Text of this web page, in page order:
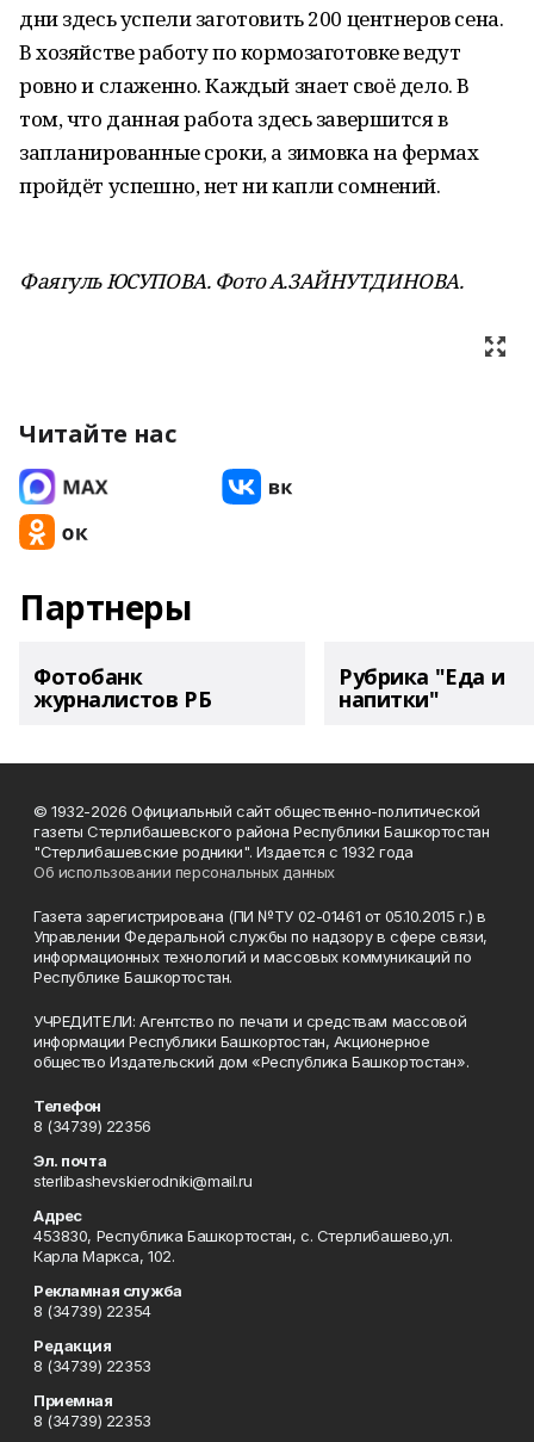
дни здесь успели заготовить 200 центнеров сена.
В хозяйстве работу по кормозаготовке ведут
ровно и слаженно. Каждый знает своё дело. В
том, что данная работа здесь завершится в
запланированные сроки, а зимовка на фермах
пройдёт успешно, нет ни капли сомнений.
Фаягуль ЮСУПОВА. Фото А.ЗАЙНУТДИНОВА.
Читайте нас
Партнеры
Фотобанк
журналистов РБ
Рубрика "Еда и
напитки"
© 1932-2026 Официальный сайт общественно-политической
газеты Стерлибашевского района Республики Башкортостан
"Стерлибашевские родники". Издается с 1932 года
Об использовании персональных данных
Газета зарегистрирована (ПИ №ТУ 02-01461 от 05.10.2015 г.) в
Управлении Федеральной службы по надзору в сфере связи,
информационных технологий и массовых коммуникаций по
Республике Башкортостан.
УЧРЕДИТЕЛИ: Агентство по печати и средствам массовой
информации Республики Башкортостан, Акционерное
общество Издательский дом «Республика Башкортостан».
Телефон
8 (34739) 22356
Эл. почта
sterlibashevskierodniki@mail.ru
Адрес
453830, Республика Башкортостан, c. Стерлибашево,ул.
Карла Маркса, 102.
Рекламная служба
8 (34739) 22354
Редакция
8 (34739) 22353
Приемная
8 (34739) 22353